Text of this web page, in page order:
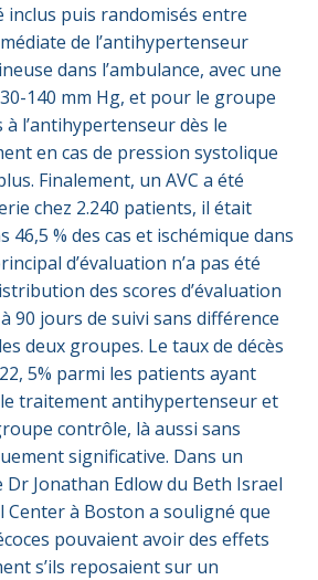
inclus puis randomisés entre
de l’antihypertenseur
dans l’ambulance, avec une
140 mm Hg, et pour le groupe
l’antihypertenseur dès le
en cas de pression systolique
Finalement, un AVC a été
chez 2.240 patients, il était
46,5 % des cas et ischémique dans
d’évaluation n’a pas été
des scores d’évaluation
90 jours de suivi sans différence
deux groupes. Le taux de décès
5% parmi les patients ayant
traitement antihypertenseur et
contrôle, là aussi sans
significative. Dans un
Dr Jonathan Edlow du Beth Israel
Center à Boston a souligné que
pouvaient avoir des effets
s’ils reposaient sur un